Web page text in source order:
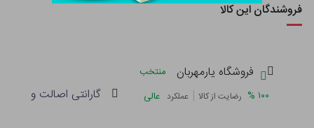
فروشندگان این کالا
فروشگاه یارمهربان
منتخب
۱۰۰ % رضایت از کالا | عملکرد عالی گارانتی اصالت و